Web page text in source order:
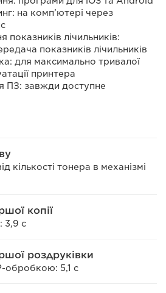
на комп’ютері через
показників лічильників:
показників лічильників
для максимально тривалої
принтера
ПЗ: завжди доступне
кількості тонера в механізмі
копії
3,9 с
роздруківки
обробкою: 5,1 с